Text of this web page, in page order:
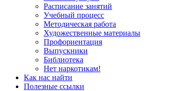
Расписание занятий
Учебный процесс
Методическая работа
Художественные материалы
Профориентация
Выпускники
Библиотека
Нет наркотикам!
Как нас найти
Полезные ссылки